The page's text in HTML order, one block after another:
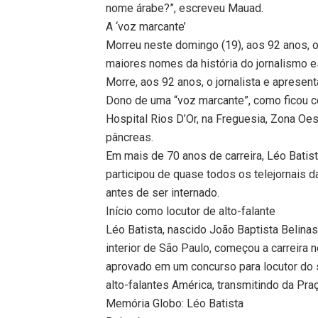
nome árabe?”, escreveu Mauad.
A ‘voz marcante’
Morreu neste domingo (19), aos 92 anos,
maiores nomes da história do jornalismo
Morre, aos 92 anos, o jornalista e
Dono de uma “voz marcante”, como
Hospital Rios D’Or, na Freguesia, Zona
pâncreas.
Em mais de 70 anos de carreira, Léo
participou de quase todos os telejornais
antes de ser internado.
Início como locutor de alto-falante
Léo Batista, nascido João Baptista
interior de São Paulo, começou a carreira
aprovado em um concurso para locutor
alto-falantes América, transmitindo da
Memória Globo: Léo Batista